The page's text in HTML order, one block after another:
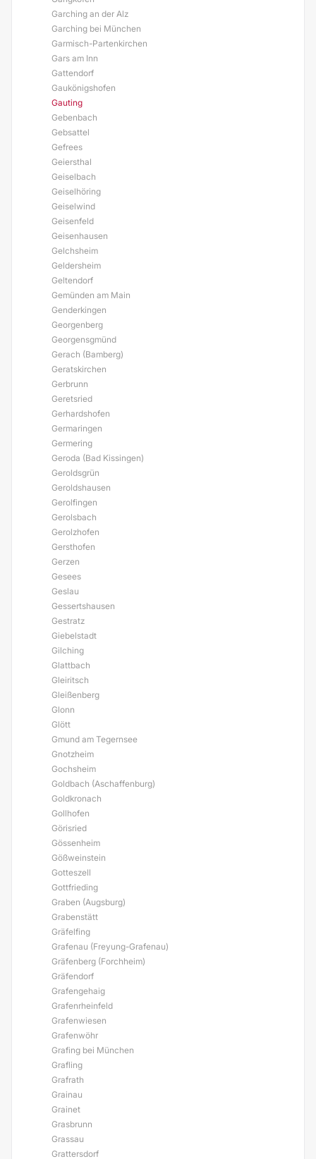
Garching an der Alz
Garching bei München
Garmisch-Partenkirchen
Gars am Inn
Gattendorf
Gaukönigshofen
Gauting
Gebenbach
Gebsattel
Gefrees
Geiersthal
Geiselbach
Geiselhöring
Geiselwind
Geisenfeld
Geisenhausen
Gelchsheim
Geldersheim
Geltendorf
Gemünden am Main
Genderkingen
Georgenberg
Georgensgmünd
Gerach (Bamberg)
Geratskirchen
Gerbrunn
Geretsried
Gerhardshofen
Germaringen
Germering
Geroda (Bad Kissingen)
Geroldsgrün
Geroldshausen
Gerolfingen
Gerolsbach
Gerolzhofen
Gersthofen
Gerzen
Gesees
Geslau
Gessertshausen
Gestratz
Giebelstadt
Gilching
Glattbach
Gleiritsch
Gleißenberg
Glonn
Glött
Gmund am Tegernsee
Gnotzheim
Gochsheim
Goldbach (Aschaffenburg)
Goldkronach
Gollhofen
Görisried
Gössenheim
Gößweinstein
Gotteszell
Gottfrieding
Graben (Augsburg)
Grabenstätt
Gräfelfing
Grafenau (Freyung-Grafenau)
Gräfenberg (Forchheim)
Gräfendorf
Grafengehaig
Grafenrheinfeld
Grafenwiesen
Grafenwöhr
Grafing bei München
Grafling
Grafrath
Grainau
Grainet
Grasbrunn
Grassau
Grattersdorf